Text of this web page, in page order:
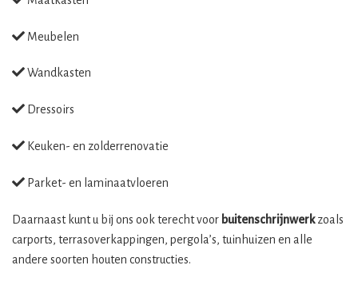
Meubelen
Wandkasten
Dressoirs
Keuken- en zolderrenovatie
Parket- en laminaatvloeren
Daarnaast kunt u bij ons ook terecht voor buitenschrijnwerkzoals
carports, terrasoverkappingen, pergola’s, tuinhuizen en alle
andere soorten houten constructies.